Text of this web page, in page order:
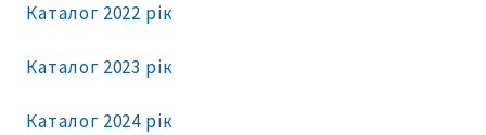
Каталог 2022 рік
Каталог 2023 рік
Каталог 2024 рік